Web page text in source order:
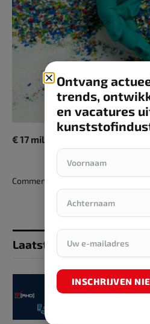
€ 17 miljoen voor vier
Comments are closed.
Laatst toegevoegd
SKZ en RHD
op het gebied
Ontvang
trends,
en vacatures
INSCHRIJVEN